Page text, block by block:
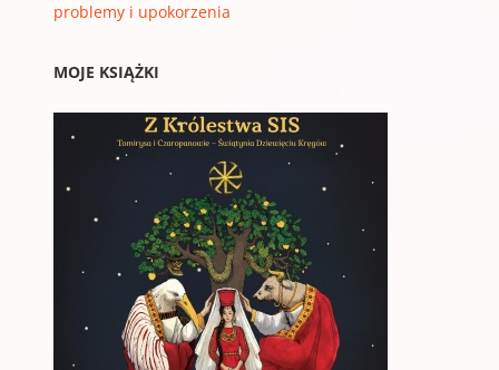
problemy i upokorzenia
MOJE KSIĄŻKI